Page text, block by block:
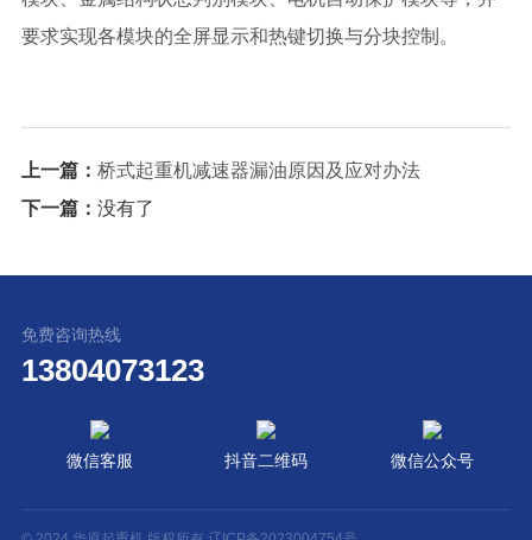
要求实现各模块的全屏显示和热键切换与分块控制。
上一篇： 桥式起重机减速器漏油原因及应对办法
下一篇： 没有了
免费咨询热线
13804073123
微信客服 抖音二维码 微信公众号